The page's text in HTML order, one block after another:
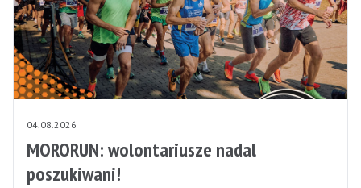
04.08.2026
MORORUN: wolontariusze nadal
poszukiwani!